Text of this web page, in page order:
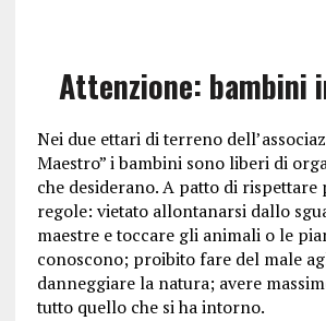
Attenzione: bambini
Nei due ettari di terreno
Maestro” i bambini sono liberi di
che desiderano. A patto di rispettare
regole: vietato allontanarsi dallo
maestre e toccare gli animali o le
conoscono; proibito fare del male
danneggiare la natura; avere
tutto quello che si ha intorno.